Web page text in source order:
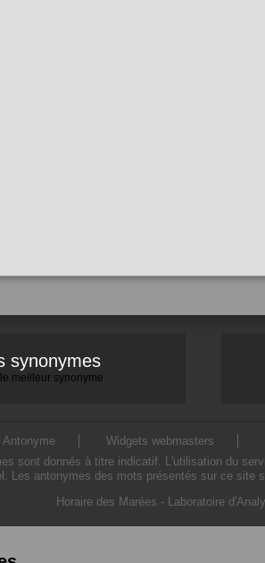
synonymes
meilleur synonyme
Antonyme Widgets webmasters
sont donnés à titre indicatif. L'utilisation du
Les antonymes des mots présentés sur ce site
Horaire des Marées - Laboratoire